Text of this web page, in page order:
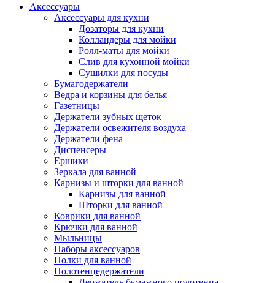
Аксессуары
Аксессуары для кухни
Дозаторы для кухни
Колландеры для мойки
Ролл-маты для мойки
Слив для кухонной мойки
Сушилки для посуды
Бумагодержатели
Ведра и корзины для белья
Газетницы
Держатели зубных щеток
Держатели освежителя воздуха
Держатели фена
Диспенсеры
Ершики
Зеркала для ванной
Карнизы и шторки для ванной
Карнизы для ванной
Шторки для ванной
Коврики для ванной
Крючки для ванной
Мыльницы
Наборы аксессуаров
Полки для ванной
Полотенцедержатели